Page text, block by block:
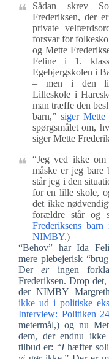
Sådan skrev
Frederiksen, der
private
forsvar for
og Mette
Feline i 1.
Egebjergskolen i
– men i den
Lilleskole i
man træffe den
barn,”siger
spørgsmålet om,
siger Mette
“Jeg ved ikke
måske er jeg bare
står jeg i den
for en lille skole,
det ikke
forældre står og
Frederiksens barn
NIMBY.)
“Behov” har Ida
mere plebejerisk
Dereringen
Frederiksen. Drop
der NIMBY
ikke ud i politiske
Interview: Politiken
metermål,) og nu
dem, der endnu
tilbud er: “Ihæfter